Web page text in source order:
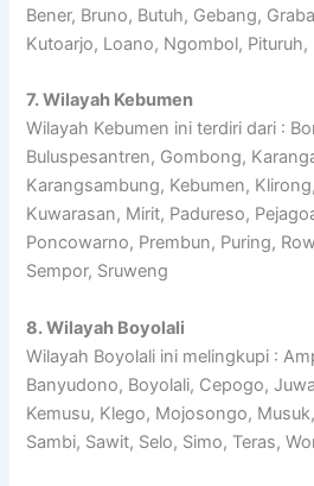
Bener, Bruno, Butuh, Gebang,
Kutoarjo, Loano, Ngombol,
7. Wilayah Kebumen
Wilayah Kebumen ini terdiri dari :
Buluspesantren, Gombong,
Karangsambung, Kebumen,
Kuwarasan, Mirit, Padureso,
Poncowarno, Prembun, Puring,
Sempor, Sruweng
8. Wilayah Boyolali
Wilayah Boyolali ini melingkupi :
Banyudono, Boyolali, Cepogo,
Kemusu, Klego, Mojosongo,
Sambi, Sawit, Selo, Simo, Teras,